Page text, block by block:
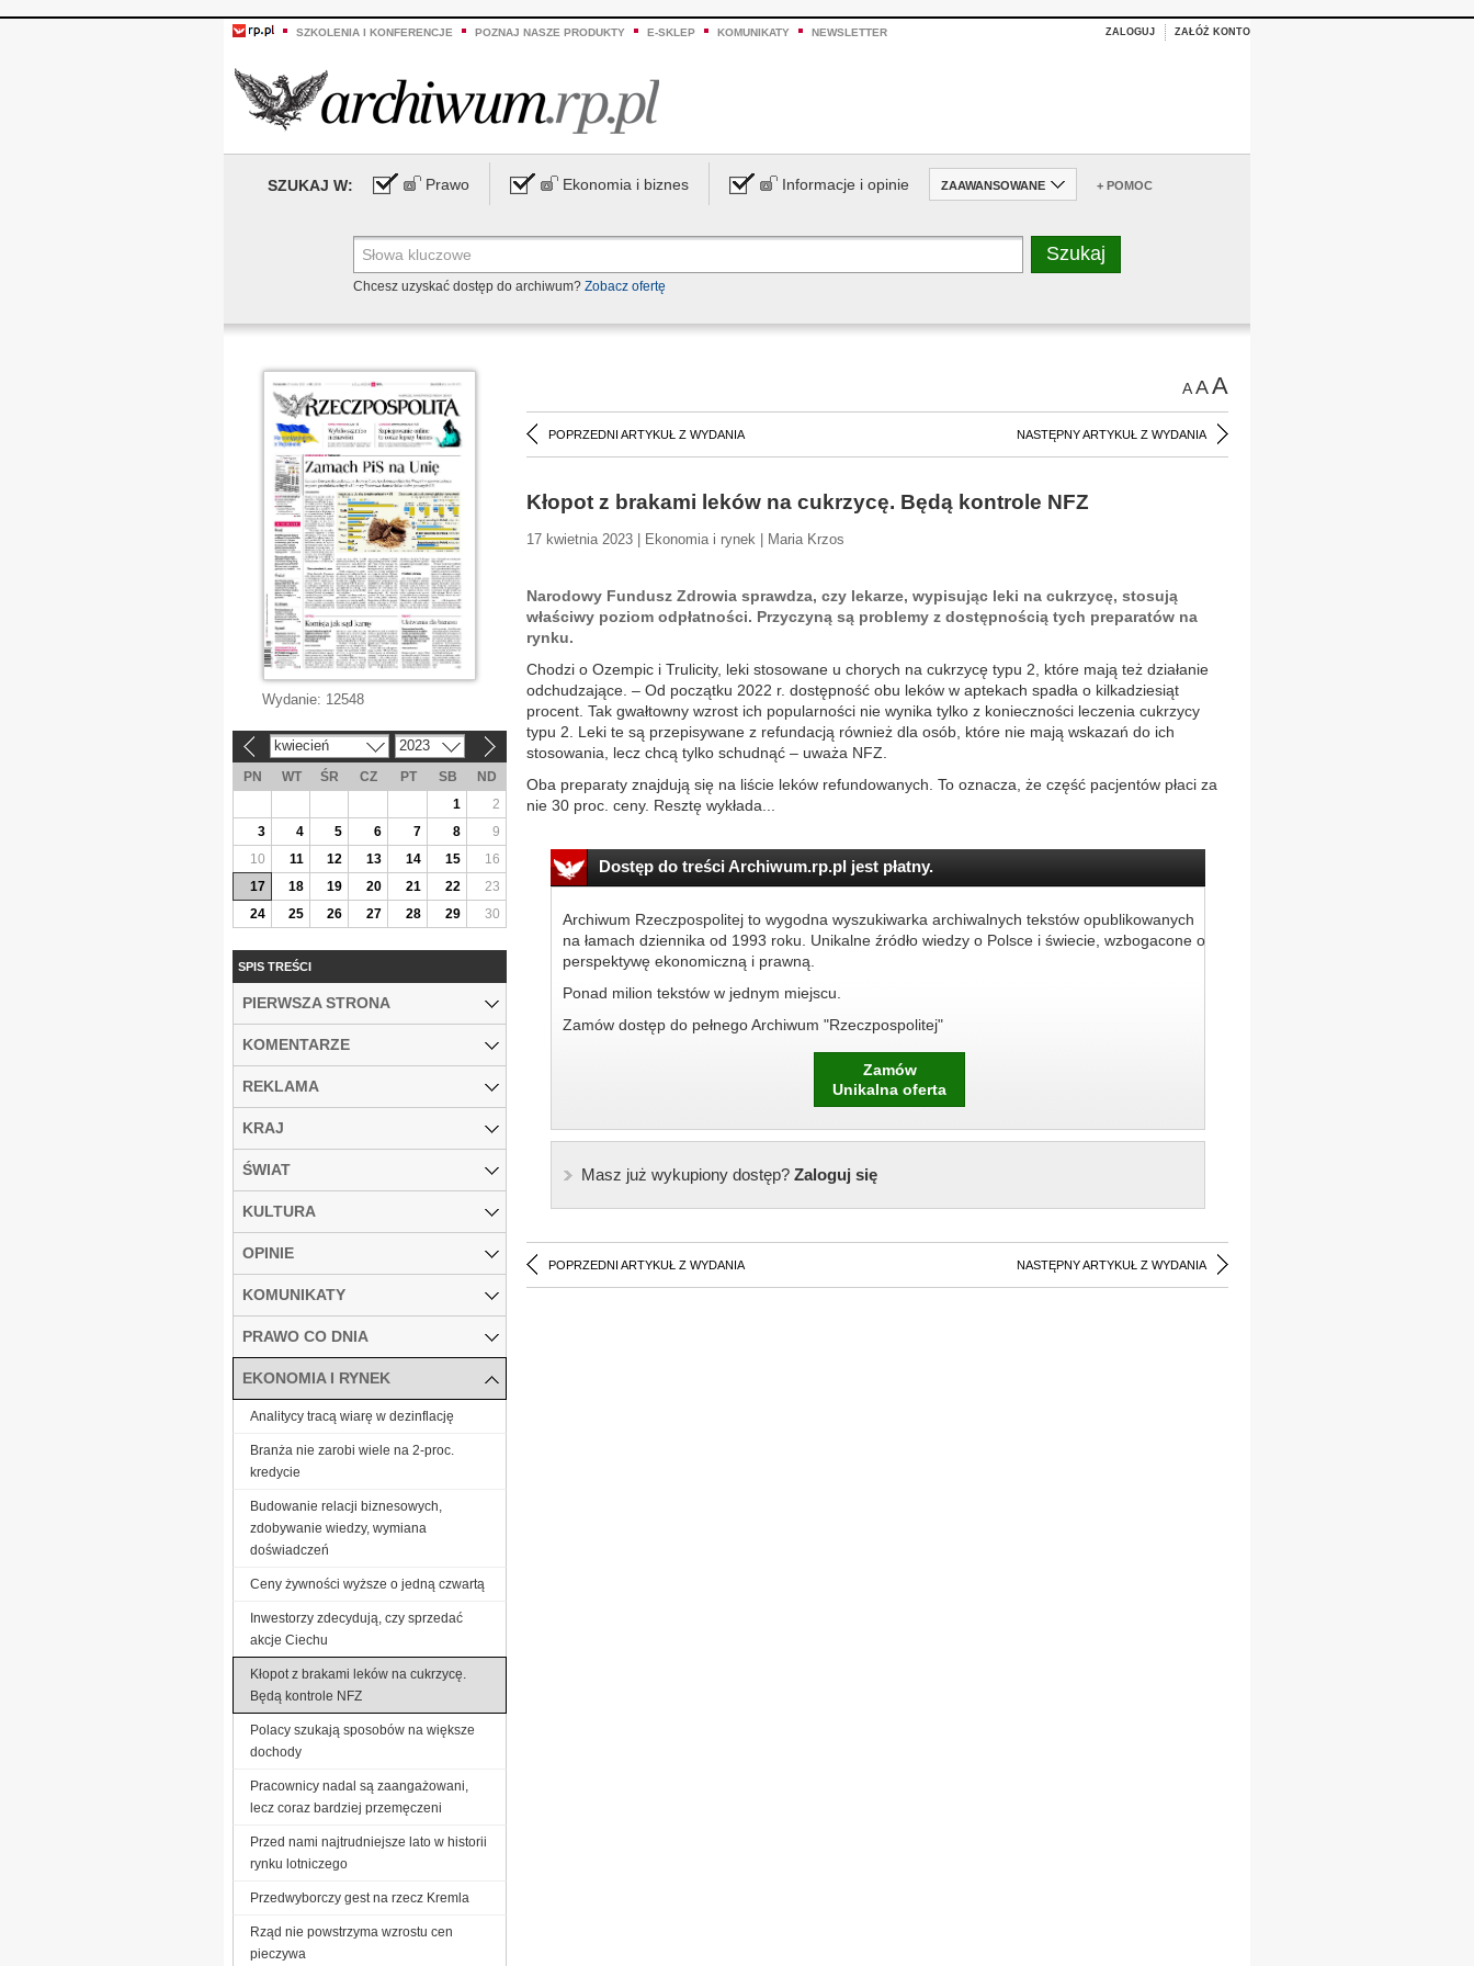
SZKOLENIA I KONFERENCJE POZNAJ NASZE PRODUKTY E-SKLEP KOMUNIKATY NEWSLETTER ZALOGUJ ZAŁÓŻ KONTO
SZUKAJ W: Prawo Ekonomia i biznes Informacje i opinie ZAAWANSOWANE + POMOC
Chcesz uzyskać dostęp do archiwum? Zobacz ofertę
AAA
POPRZEDNI ARTYKUŁ Z WYDANIA NASTĘPNY ARTYKUŁ Z WYDANIA
Kłopot z brakami leków na cukrzycę. Będą kontrole NFZ
17 kwietnia 2023 | Ekonomia i rynek | Maria Krzos
Narodowy Fundusz Zdrowia sprawdza, czy lekarze, wypisując leki na cukrzycę, stosują
właściwy poziom odpłatności. Przyczyną są problemy z dostępnością tych preparatów na
rynku.
Chodzi o Ozempic i Trulicity, leki stosowane u chorych na cukrzycę typu 2, które mają też działanie
odchudzające. – Od początku 2022 r. dostępność obu leków w aptekach spadła o kilkadziesiąt
procent. Tak gwałtowny wzrost ich popularności nie wynika tylko z konieczności leczenia cukrzycy
typu 2. Leki te są przepisywane z refundacją również dla osób, które nie mają wskazań do ich
stosowania, lecz chcą tylko schudnąć – uważa NFZ.
Oba preparaty znajdują się na liście leków refundowanych. To oznacza, że część pacjentów płaci za
nie 30 proc. ceny. Resztę wykłada...
Dostęp do treści Archiwum.rp.pl jest płatny.
Archiwum Rzeczpospolitej to wygodna wyszukiwarka archiwalnych tekstów opublikowanych
na łamach dziennika od 1993 roku. Unikalne źródło wiedzy o Polsce i świecie, wzbogacone o
perspektywę ekonomiczną i prawną.
Ponad milion tekstów w jednym miejscu.
Zamów dostęp do pełnego Archiwum "Rzeczpospolitej"
Zamów
Unikalna oferta
Masz już wykupiony dostęp?Zaloguj się
POPRZEDNI ARTYKUŁ Z WYDANIA NASTĘPNY ARTYKUŁ Z WYDANIA
Wydanie: 12548
kwiecień 2023
PN WT ŚR CZ PT SB
ND
1
2
3
4 5 6 7 8
9
10
11 12 13 14 15
16
17
18 19 20 21 22
23
24
25 26 27 28 29 30
SPIS TREŚCI
PIERWSZA STRONA
KOMENTARZE
REKLAMA
KRAJ
ŚWIAT
KULTURA
OPINIE
KOMUNIKATY
PRAWO CO DNIA
EKONOMIA I RYNEK
Analitycy tracą wiarę w dezinflację
Branża nie zarobi wiele na 2-proc.
kredycie
Budowanie relacji biznesowych,
zdobywanie wiedzy, wymiana
doświadczeń
Ceny żywności wyższe o jedną czwartą
Inwestorzy zdecydują, czy sprzedać
akcje Ciechu
Kłopot z brakami leków na cukrzycę.
Będą kontrole NFZ
Polacy szukają sposobów na większe
dochody
Pracownicy nadal są zaangażowani,
lecz coraz bardziej przemęczeni
Przed nami najtrudniejsze lato w historii
rynku lotniczego
Przedwyborczy gest na rzecz Kremla
Rząd nie powstrzyma wzrostu cen
pieczywa